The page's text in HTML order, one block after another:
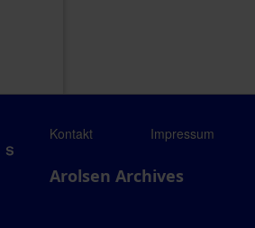
Kontakt Impressum
Arolsen Archives